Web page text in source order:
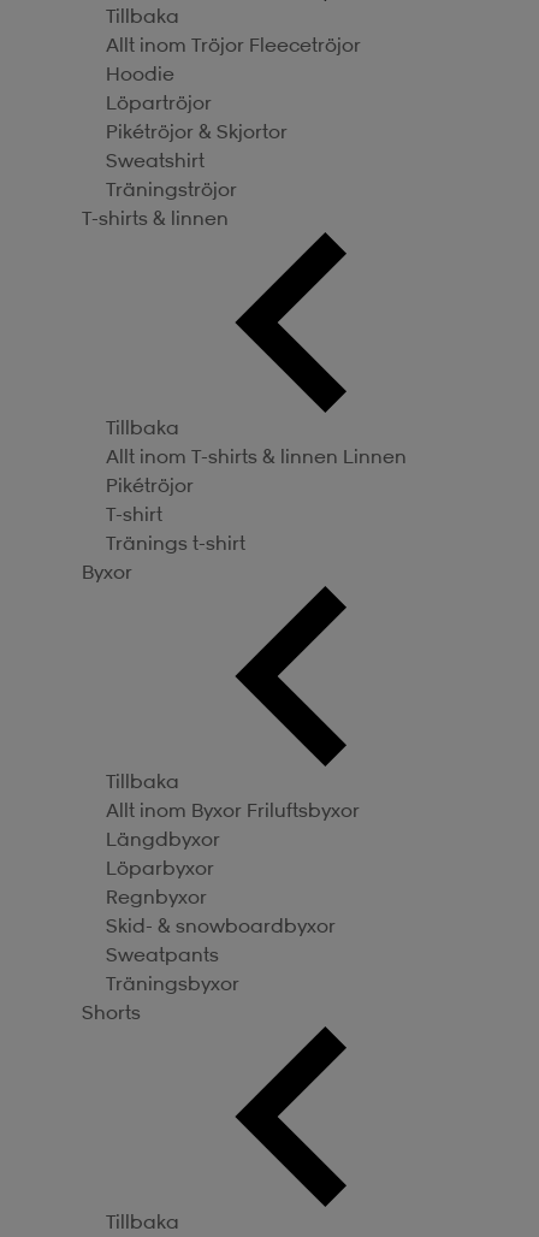
Tillbaka
Allt inom Tröjor Fleecetröjor
Hoodie
Löpartröjor
Pikétröjor & Skjortor
Sweatshirt
Träningströjor
T-shirts & linnen
Tillbaka
Allt inom T-shirts & linnen Linnen
Pikétröjor
T-shirt
Tränings t-shirt
Byxor
Tillbaka
Allt inom Byxor Friluftsbyxor
Längdbyxor
Löparbyxor
Regnbyxor
Skid- & snowboardbyxor
Sweatpants
Träningsbyxor
Shorts
Tillbaka